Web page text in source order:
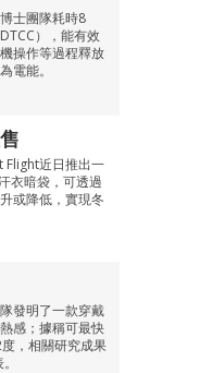
士團隊耗時8
），能有效
操作等過程釋放
電能。
Flight近日推出一
衣暗袋，可透過
或降低，實現冬
發明了一款穿戴
感；據稱可最快
，相關研究成果